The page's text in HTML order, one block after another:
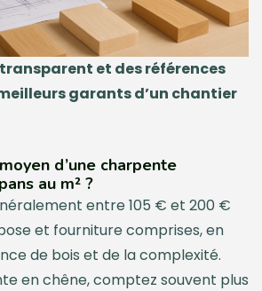
et des références
garants d’un chantier
d’une charpente
au m² ?
entre 105 € et 200 €
et fourniture comprises, en
de bois et de la complexité.
en chêne, comptez souvent plus